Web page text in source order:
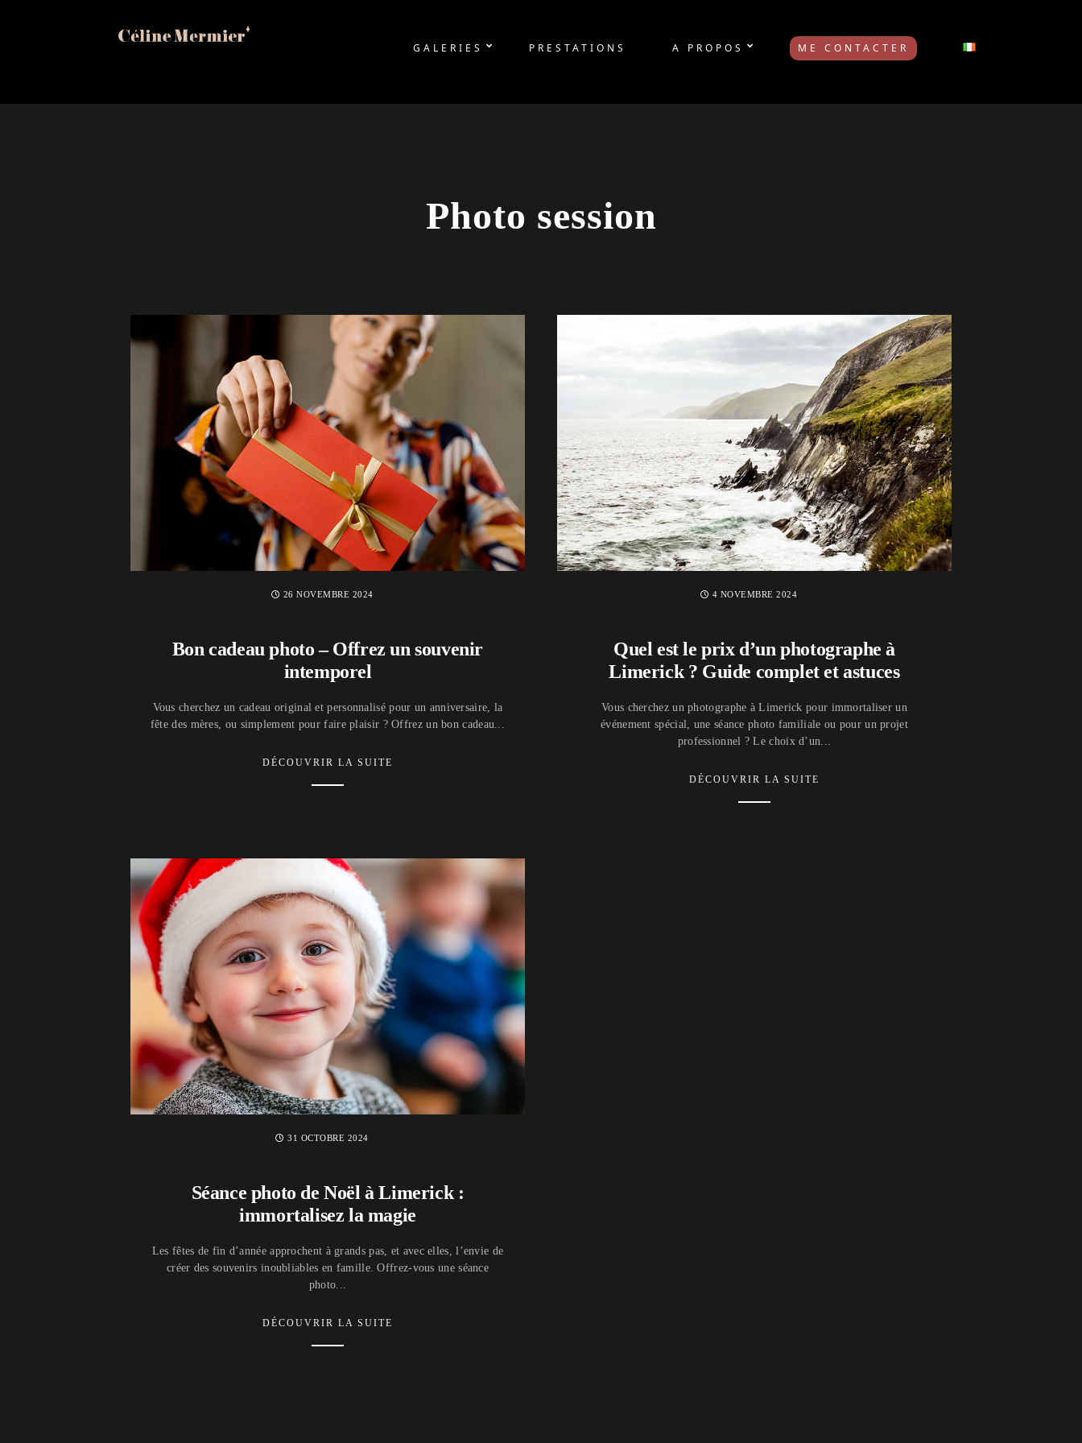
GALERIES PRESTATIONS A PROPOS ME CONTACTER
Photo session
26 NOVEMBRE 2024
Bon cadeau photo – Offrez un souvenir
intemporel
Vous cherchez un cadeau original et personnalisé pour un anniversaire, la
fête des mères, ou simplement pour faire plaisir ? Offrez un bon cadeau...
DÉCOUVRIR LA SUITE
4 NOVEMBRE 2024
Quel est le prix d’un photographe à
Limerick ? Guide complet et astuces
Vous cherchez un photographe à Limerick pour immortaliser un
événement spécial, une séance photo familiale ou pour un projet
professionnel ? Le choix d’un...
DÉCOUVRIR LA SUITE
31 OCTOBRE 2024
Séance photo de Noël à Limerick :
immortalisez la magie
Les fêtes de fin d’année approchent à grands pas, et avec elles, l’envie de
créer des souvenirs inoubliables en famille. Offrez-vous une séance
photo...
DÉCOUVRIR LA SUITE